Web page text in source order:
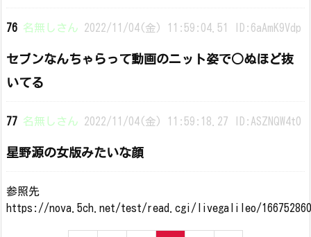
76 名無しさん 2022/11/04(金) 11:59:04.51 ID:6aAmK9Vdp
セブンなんちゃらって動画のニット姿で○ぬほど抜
いてる
77 名無しさん 2022/11/04(金) 11:59:18.27 ID:ASZNQW4t0
星野源の女版みたいな顔
参照先
https://nova.5ch.net/test/read.cgi/livegalileo/